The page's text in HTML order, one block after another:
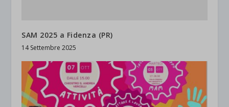
SAM 2025 a Fidenza (PR)
14 Settembre 2025